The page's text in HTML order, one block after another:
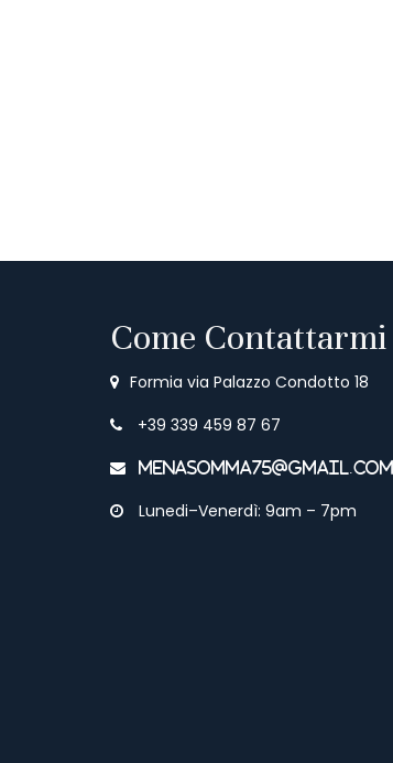
Come Contattarmi
Formia via Palazzo Condotto 18
+39 339 459 87 67
menasomma75@gmail.com
Lunedi–Venerdì: 9am – 7pm